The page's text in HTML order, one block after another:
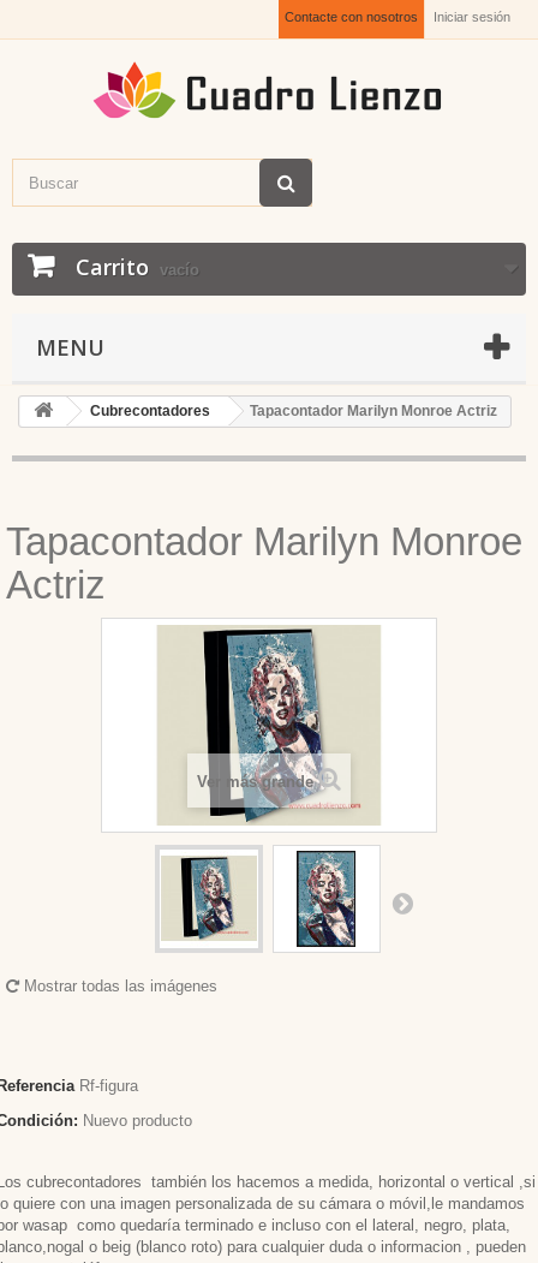
Iniciar sesión
Contacte con nosotros
Carrito vacío
MENU
Cubrecontadores Tapacontador Marilyn Monroe Actriz
Tapacontador Marilyn Monroe
Actriz
Ver más grande
Mostrar todas las imágenes
Rf-figura
Nuevo producto
cubrecontadores también los hacemos a medida, horizontal o vertical ,si
quiere con una imagen personalizada de su cámara o móvil,le mandamos
wasap como quedaría terminado e incluso con el lateral, negro, plata,
o beig (blanco roto) para cualquier duda o informacion , pueden